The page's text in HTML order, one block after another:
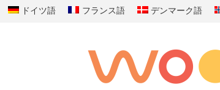
ドイツ語 フランス語 デンマーク語